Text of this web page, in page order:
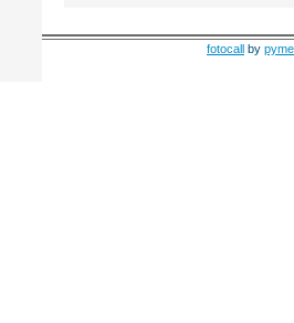
fotocall by